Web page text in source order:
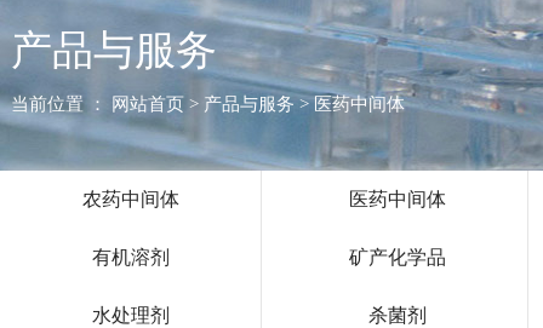
产品与服务
当前位置 ： 网站首页> 产品与服务 > 医药中间体
农药中间体 医药中间体
有机溶剂 矿产化学品
水处理剂 杀菌剂